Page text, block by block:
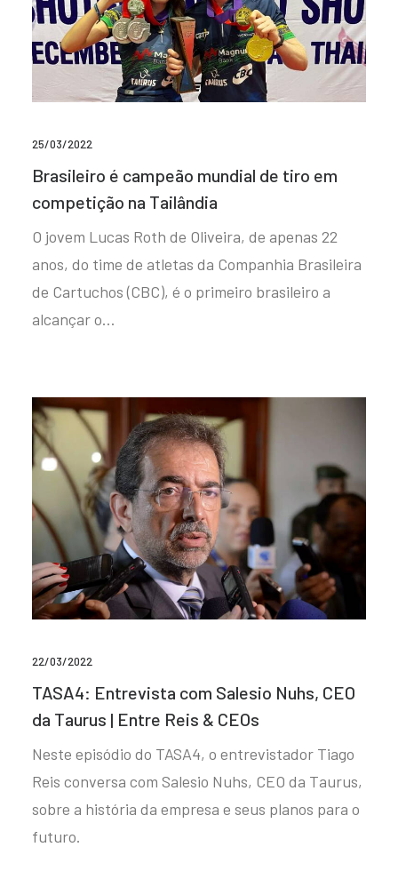
25/03/2022
Brasileiro é campeão mundial de tiro em
competição na Tailândia
O jovem Lucas Roth de Oliveira, de apenas 22
anos, do time de atletas da Companhia Brasileira
de Cartuchos (CBC), é o primeiro brasileiro a
alcançar o…
22/03/2022
TASA4: Entrevista com Salesio Nuhs, CEO
da Taurus | Entre Reis & CEOs
Neste episódio do TASA4, o entrevistador Tiago
Reis conversa com Salesio Nuhs, CEO da Taurus,
sobre a história da empresa e seus planos para o
futuro.